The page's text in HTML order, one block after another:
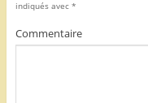
indiqués avec *
Commentaire